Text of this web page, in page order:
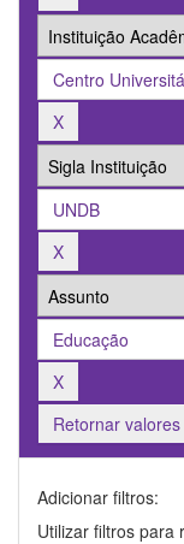
Retornar valores
Adicionar filtros:
Utilizar filtros para